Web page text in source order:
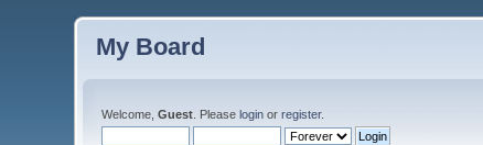
My Board
Welcome,Guest . Pleaselogin orregister.